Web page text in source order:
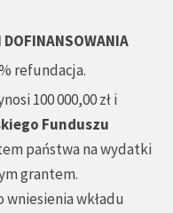
refundacja.
100 000,00 zł i
Funduszu
państwa na wydatki
grantem.
wkładu